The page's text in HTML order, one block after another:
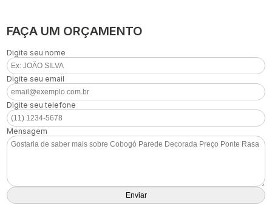
FAÇA UM ORÇAMENTO
Digite seu nome
Digite seu email
Digite seu telefone
Mensagem